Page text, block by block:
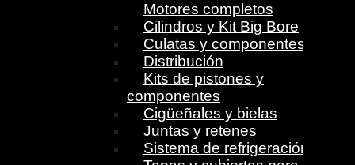
Motores completos
Cilindros y Kit Big Bore
Culatas y componentes
Distribución
Kits de pistones y
componentes
Cigüeñales y bielas
Juntas y retenes
Sistema de refrigeración